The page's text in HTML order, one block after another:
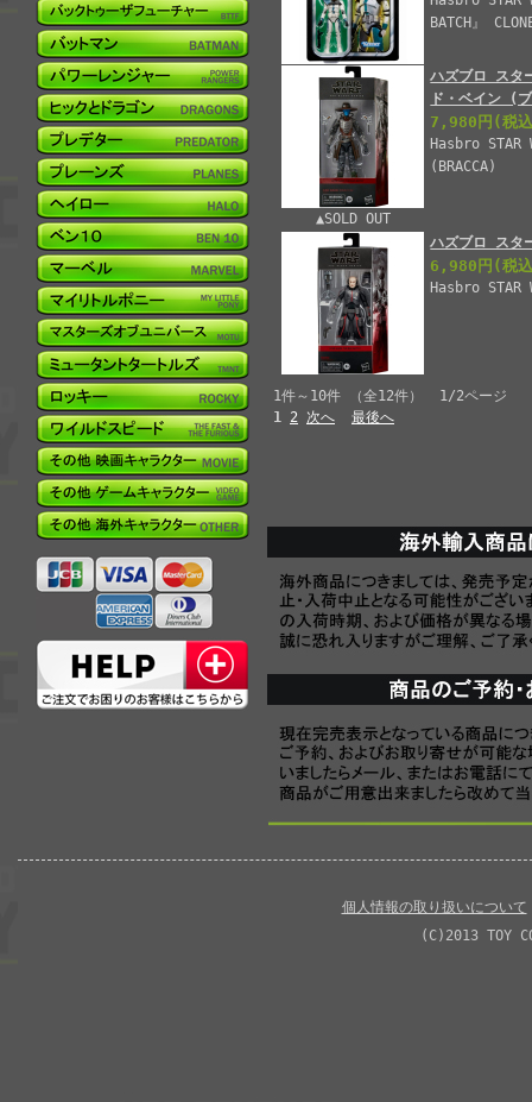
BATCH』
▲SOLD OUT
ハズブロ スタ
ド・ベイン (
7,980円 (税
Hasbro STAR
(BRACCA)
ハズブロ スタ
6,980円 (税
Hasbro STAR
1件～10件 （全12件） 1/2ページ
1 2 次へ 最後へ
個人情報の取り扱いについて
(C)2013 TOY